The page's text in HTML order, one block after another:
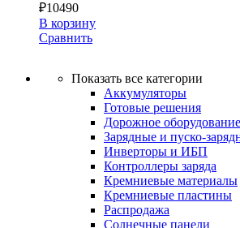
₽10490
В корзину
Сравнить
Показать все категории
Аккумуляторы
Готовые решения
Дорожное оборудование
Зарядные и пуско-
Инверторы и ИБП
Контроллеры заряда
Кремниевые материалы
Кремниевые пластины
Распродажа
Солнечные панели